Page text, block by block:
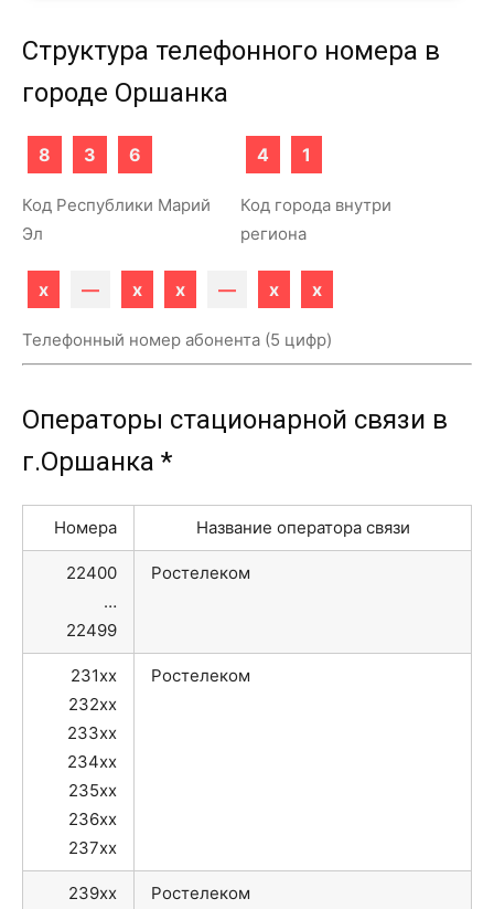
Структура телефонного номера в
городе Оршанка
8 3 6
Код Республики Марий
Эл
4 1
Код города внутри
региона
x — x x — x x
Телефонный номер абонента (5 цифр)
Операторы стационарной связи в
г.Оршанка *
Номера Название оператора связи
22400
…
22499
Ростелеком
231xx
232xx
233xx
234xx
235xx
236xx
237xx
Ростелеком
239xx
Ростелеком